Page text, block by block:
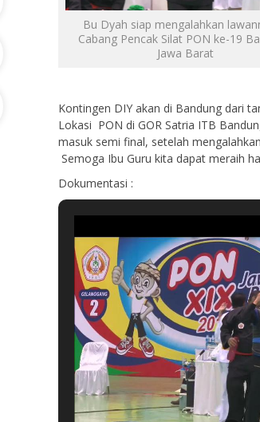
Bu Dyah siap mengalahkan
Cabang Pencak Silat PON ke-19
Jawa Barat
Kontingen DIY akan di Bandung dari
Lokasi PON di GOR Satria ITB
masuk semi final, setelah
Semoga Ibu Guru kita dapat meraih
Dokumentasi :